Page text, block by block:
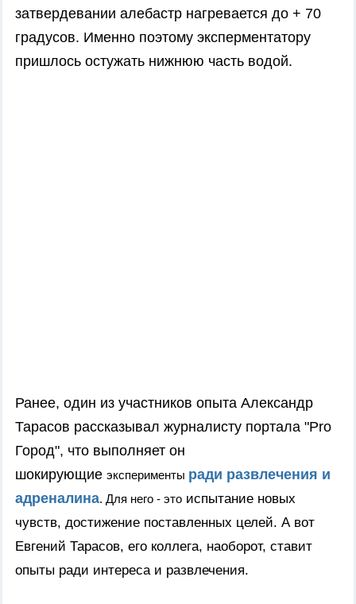
затвердевании алебастр нагревается до + 70
градусов. Именно поэтому эксперментатору
пришлось остужать нижнюю часть водой.
Ранее, один из участников опыта Александр
Тарасов рассказывал журналисту портала "Pro
Город", что выполняет он
шокирующие эксперименты ради развлечения и
адреналина. Для него - это испытание новых
чувств, достижение поставленных целей. А вот
Евгений Тарасов, его коллега, наоборот, ставит
опыты ради интереса и развлечения.